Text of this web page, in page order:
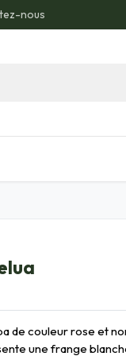
nous
de couleur rose et
une frange